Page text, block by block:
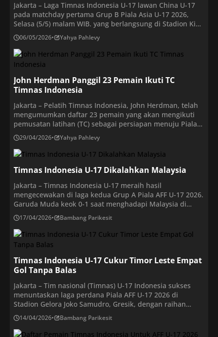
Jakarta – Laga Timnas Indonesia U-17 lawan China U-17
pada matchday pertama Grup B Piala Asia U-17 2026,
Selasa (5/5) malam WIB. yang berlangsung di Stadion King
Abdullah Sport City berakhir dengan skor 1-0 untuk
Indonesia U-17. Hasil ini membuat Indonesia berada di
peringkat kedua klasemen Grup B dengan tiga poin.
Indonesia kalah selisih gol […]
06/05/2026• Yahya Pahlevy
John Herdman Panggil 23 Pemain Ikuti TC
Timnas Indonesia
Jakarta – Pelatih Timnas Indonesia, John Herdman, telah
mengumumkan daftar 23 pemain yang akan mengikuti
pemusatan latihan (TC) sebagai persiapan menuju Piala
AFF 2026. Pemanggilan ini menjadi langkah awal yang
krusial bagi skuad Garuda dalam menghadapi turnamen
bergengsi di Asia Tenggara tersebut. Daftar pemain yang
dipanggil mencakup kombinasi menarik antara talenta
muda dan wajah-wajah berpengalaman, […]
29/04/2026• Yahya Pahlevy
Timnas Indonesia U-17 Dikalahkan Malaysia
Jakarta – Timnas Indonesia U-17 meraih hasil
mengecewakan di laga kedua Grup A Piala AFF U-17 2026.
Garuda Muda keok 0-1 saat menghadapi Malaysia di
Stadion Gelora Joko Samudro, Gresik, Jawa Timur, Kamis
(16/4/2026) malam WIB. Hasil ini jelas tak menguntungkan
Indonesia karena di laga terakhir harus bertemu
Vietnam. Beberapa jam sebelumnya, Vietnam menang 10-
0 […]
17/04/2026• Bambang Parikesit
Timnas Indonesia U-17 Cukur Timor Leste Empat
Gol Tanpa Balas
Jakarta – Tim nasional (Timnas) U-17 Indonesia sukses
menuntaskan laga perdana Piala AFF U-17 2026 di
Stadion Gelora Joko Samudro, Gresik, dengan raihan
positif. Skuad Garuda Muda mengalahkan Timor Leste
dengan skor 4-0. Di klasemen sementara, Indonesia dan
Vietnam sama-sama mengoleksi tiga poin dengan selisih
14/04/2026• Bambang Parikesit